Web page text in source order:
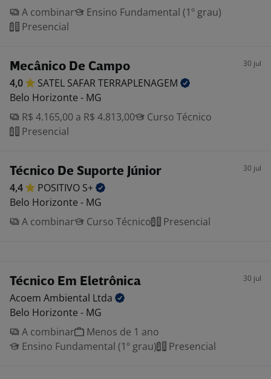
A combinar
Ensino Fundamental (1º grau)
Presencial
Mecânico De Campo 30 jul
4,0 SATEL SAFARTERRAPLENAGEM
Belo Horizonte - MG
R$ 4.165,00 a R$ 4.813,00
Curso Técnico
Presencial
Técnico De Suporte Júnior 30 jul
4,4 POSITIVO S+
Belo Horizonte - MG
A combinar
Curso Técnico Presencial
Técnico Em Eletrônica 30 jul
Acoem Ambiental Ltda
Belo Horizonte - MG
A combinar
Menos de 1 ano
Ensino Fundamental (1º grau)
Presencial